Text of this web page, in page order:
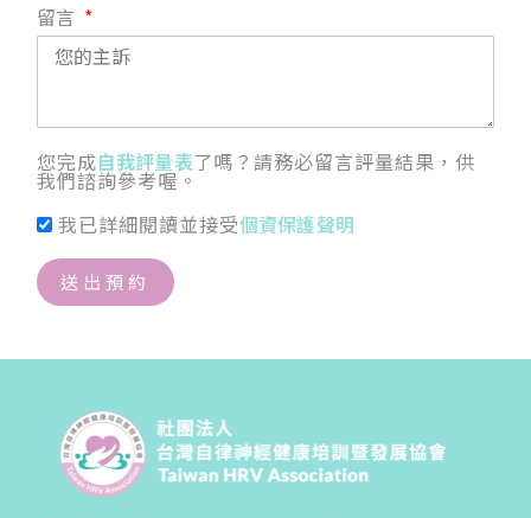
留言
您完成自我評量表了嗎？請務必留言評量結果，供
我們諮詢參考喔。
我已詳細閱讀並接受個資保護聲明
送出預約